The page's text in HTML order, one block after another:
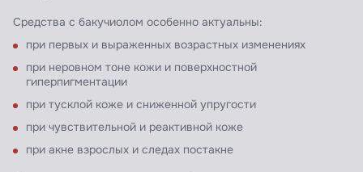
Средства с бакучиолом особенно актуальны:
при первых и выраженных возрастных изменениях
при неровном тоне кожи и поверхностной
гиперпигментации
при тусклой коже и сниженной упругости
при чувствительной и реактивной коже
при акне взрослых и следах постакне